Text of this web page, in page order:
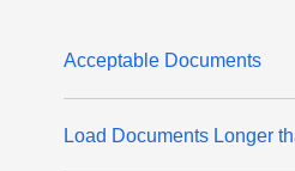
Acceptable Documents
Load Documents Longer